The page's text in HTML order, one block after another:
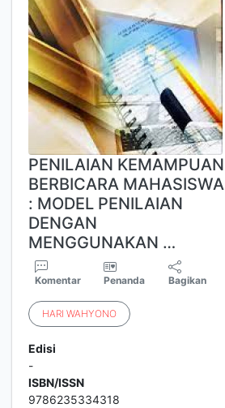
PENILAIAN KEMAMPUAN
BERBICARA MAHASISWA
: MODEL PENILAIAN
DENGAN
MENGGUNAKAN …
Komentar Penanda Bagikan
HARI WAHYONO
Edisi
-
ISBN/ISSN
9786235334318